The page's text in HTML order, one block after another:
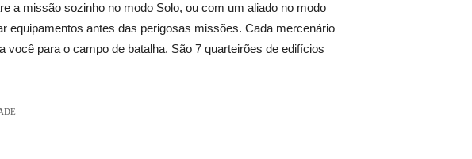
a missão sozinho no modo Solo, ou com um aliado no modo
equipamentos antes das perigosas missões. Cada mercenário
para o campo de batalha. São 7 quarteirões de edifícios